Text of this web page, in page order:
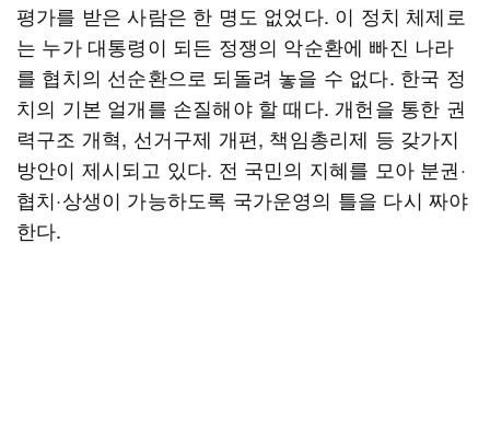
평가를 받은 사람은 한 명도 없었다. 이 정치 체제로
는 누가 대통령이 되든 정쟁의 악순환에 빠진 나라
를 협치의 선순환으로 되돌려 놓을 수 없다. 한국 정
치의 기본 얼개를 손질해야 할 때다. 개헌을 통한 권
력구조 개혁, 선거구제 개편, 책임총리제 등 갖가지
방안이 제시되고 있다. 전 국민의 지혜를 모아 분권·
협치·상생이 가능하도록 국가운영의 틀을 다시 짜야
한다.